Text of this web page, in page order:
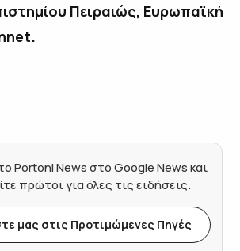
Πειραιώς, Ευρωπαϊκή
Portoni News στο Google News και
πρώτοι για όλες τις ειδήσεις.
μας στις Προτιμώμενες Πηγές